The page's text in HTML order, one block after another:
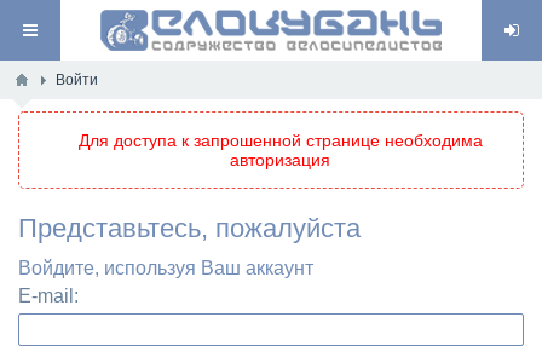
Войти
Для доступа к запрошенной странице необходима
авторизация
Представьтесь, пожалуйста
Войдите, используя Ваш аккаунт
E-mail: